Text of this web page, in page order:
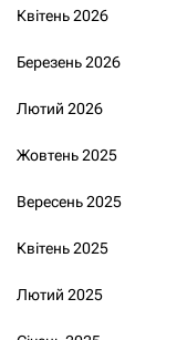
Квітень 2026
Березень 2026
Лютий 2026
Жовтень 2025
Вересень 2025
Квітень 2025
Лютий 2025